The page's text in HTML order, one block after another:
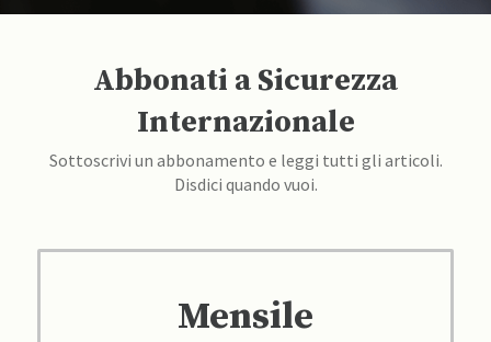
Abbonati a Sicurezza
Internazionale
Sottoscrivi un abbonamento e leggi tutti gli articoli.
Disdici quando vuoi.
Mensile